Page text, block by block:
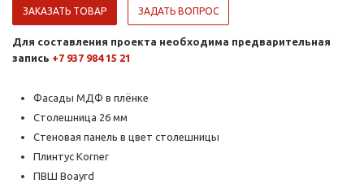
ЗАКАЗАТЬ ТОВАР ЗАДАТЬ ВОПРОС
Для составления проекта необходима предварительная
запись +7 937 984 15 21
Фасады МДФ в плёнке
Столешница 26 мм
Стеновая панель в цвет столешницы
Плинтус Korner
ПВШ Boayrd